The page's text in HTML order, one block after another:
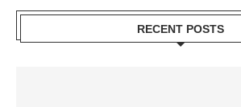
RECENT POSTS